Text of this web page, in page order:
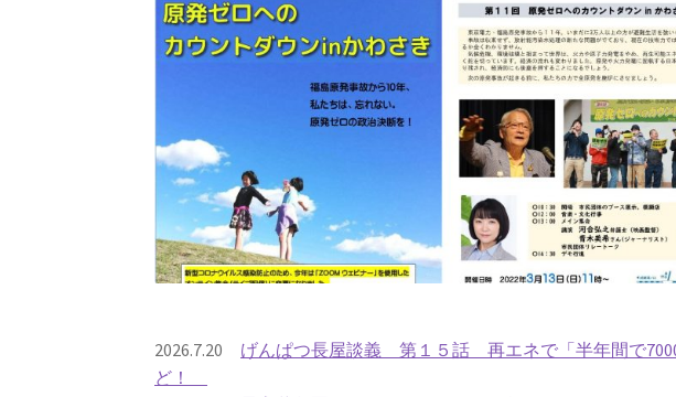
2026.7.20 げんぱつ長屋談義 第１５話 再エネで「半年間で
ど！